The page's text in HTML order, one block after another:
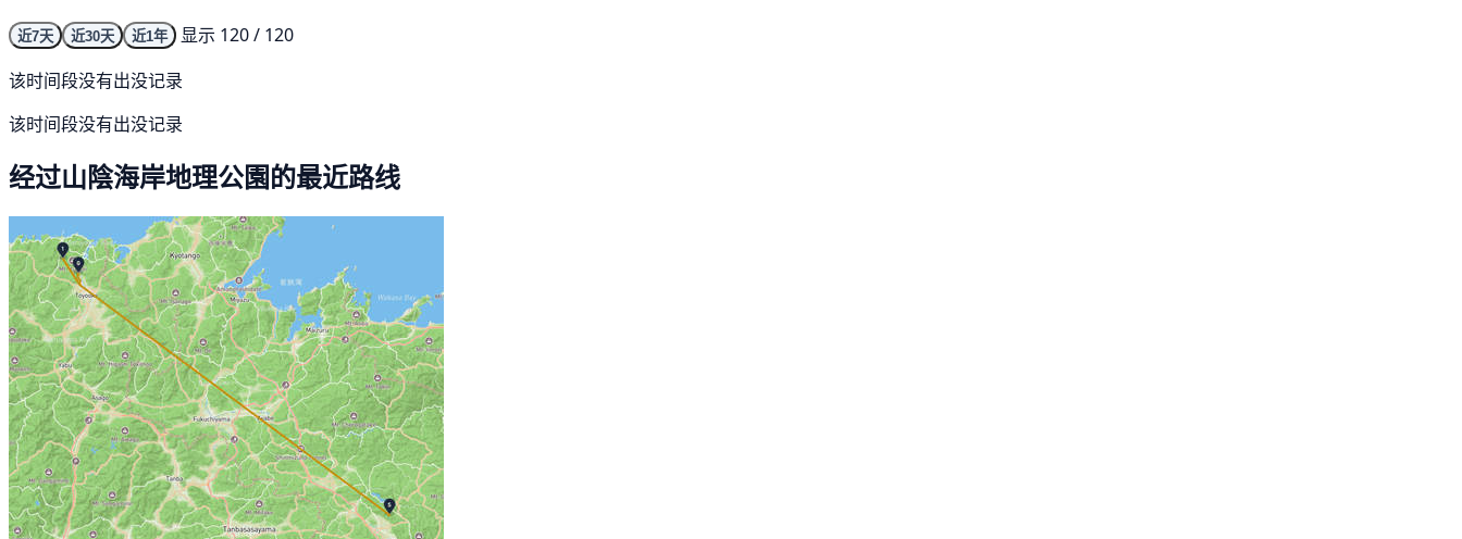
近7天 近30天 近1年
显示 120 / 120
该时间段没有出没记录
该时间段没有出没记录
经过山陰海岸地理公園的最近路线